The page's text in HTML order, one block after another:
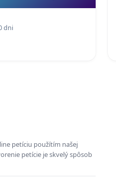
dni
petíciu použítím našej
petície je skvelý spôsob